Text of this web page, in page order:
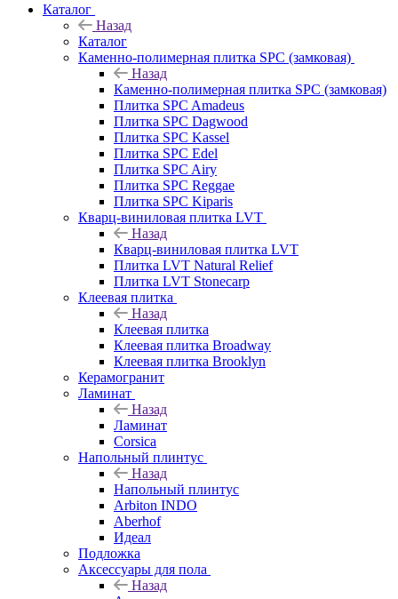
Каталог
Назад
Каталог
Каменно-полимерная плитка SPC (замковая)
Назад
Каменно-полимерная плитка SPC (замковая)
Плитка SPC Amadeus
Плитка SPC Dagwood
Плитка SPC Kassel
Плитка SPC Edel
Плитка SPC Airy
Плитка SPC Reggae
Плитка SPC Kiparis
Кварц-виниловая плитка LVT
Назад
Кварц-виниловая плитка LVT
Плитка LVT Natural Relief
Плитка LVT Stonecarp
Клеевая плитка
Назад
Клеевая плитка
Клеевая плитка Broadway
Клеевая плитка Brooklyn
Керамогранит
Ламинат
Назад
Ламинат
Corsica
Напольный плинтус
Назад
Напольный плинтус
Arbiton INDO
Aberhof
Идеал
Подложка
Аксессуары для пола
Назад